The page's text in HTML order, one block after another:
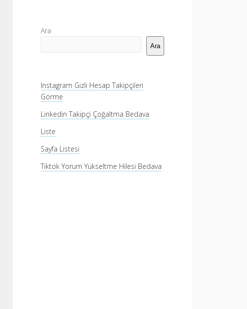
Yan
Menü
Ara
Ara
Instagram Gizli Hesap Takipçileri
Görme
Linkedin Takipçi Çoğaltma Bedava
Liste
Sayfa Listesi
Tiktok Yorum Yükseltme Hilesi Bedava